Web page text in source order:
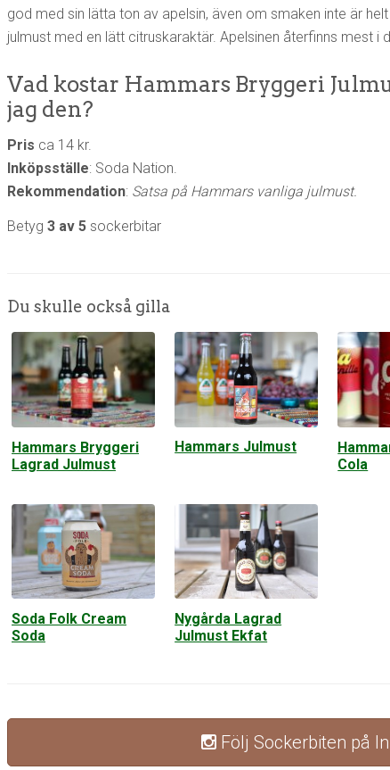
god med sin lätta ton av apelsin, även om smaken inte är
julmust med en lätt citruskaraktär. Apelsinen återfinns mest
Vad kostar Hammars Bryggeri
jag den?
Pris ca 14 kr.
Inköpsställe: Soda Nation.
Rekommendation: Satsa på Hammars vanliga julmust.
Betyg 3 av 5 sockerbitar
Du skulle också gilla
Hammars Bryggeri
Lagrad Julmust
Hammars Julmust
Cola
Soda Folk Cream
Soda
Nygårda Lagrad
Julmust Ekfat
Följ Sockerbiten på